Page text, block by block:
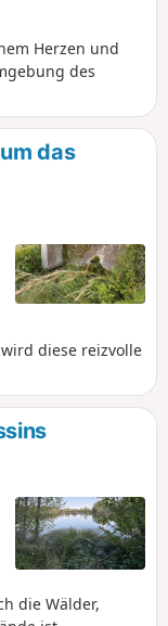
Herzen und
des
das
diese reizvolle
die Wälder,